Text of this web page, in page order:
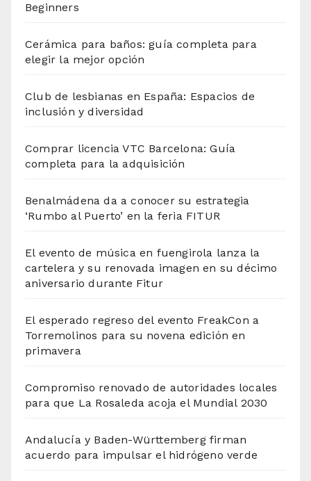
Beginners
Cerámica para baños: guía completa para
elegir la mejor opción
Club de lesbianas en España: Espacios de
inclusión y diversidad
Comprar licencia VTC Barcelona: Guía
completa para la adquisición
Benalmádena da a conocer su estrategia
‘Rumbo al Puerto’ en la feria FITUR
El evento de música en fuengirola lanza la
cartelera y su renovada imagen en su décimo
aniversario durante Fitur
El esperado regreso del evento FreakCon a
Torremolinos para su novena edición en
primavera
Compromiso renovado de autoridades locales
para que La Rosaleda acoja el Mundial 2030
Andalucía y Baden-Württemberg firman
acuerdo para impulsar el hidrógeno verde